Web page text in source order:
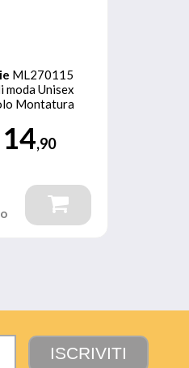
ML270115
moda Unisex
Montatura
14,90